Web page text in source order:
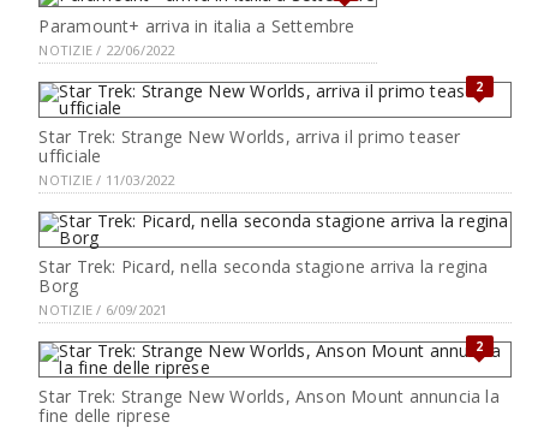
Paramount+ arriva in italia a Settembre
NOTIZIE / 22/06/2022
2
Star Trek: Strange New Worlds, arriva il primo teaser
ufficiale
NOTIZIE / 11/03/2022
Star Trek: Picard, nella seconda stagione arriva la regina
Borg
NOTIZIE / 6/09/2021
2
Star Trek: Strange New Worlds, Anson Mount annuncia la
fine delle riprese